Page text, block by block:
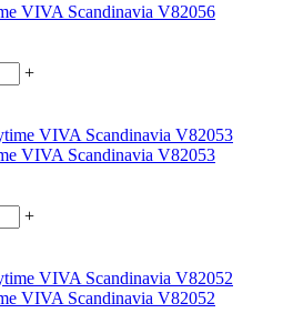
VIVA Scandinavia V82056
+
VIVA Scandinavia V82053
+
VIVA Scandinavia V82052